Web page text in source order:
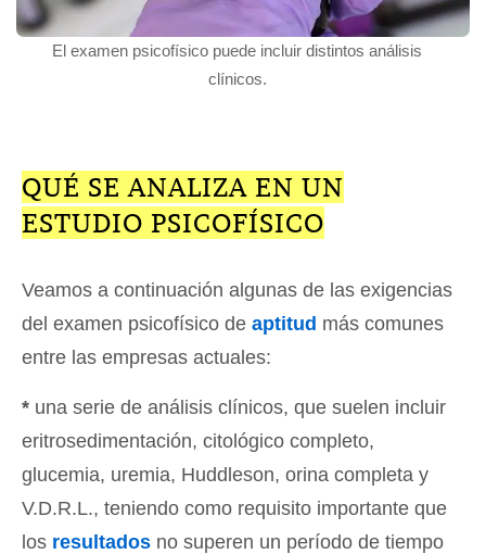
El examen psicofísico puede incluir distintos análisis
clínicos.
QUÉ SE ANALIZA EN UN
ESTUDIO PSICOFÍSICO
Veamos a continuación algunas de las exigencias
del examen psicofísico de aptitud más comunes
entre las empresas actuales:
* una serie de análisis clínicos, que suelen incluir
eritrosedimentación, citológico completo,
glucemia, uremia, Huddleson, orina completa y
V.D.R.L., teniendo como requisito importante que
los resultados no superen un período de tiempo